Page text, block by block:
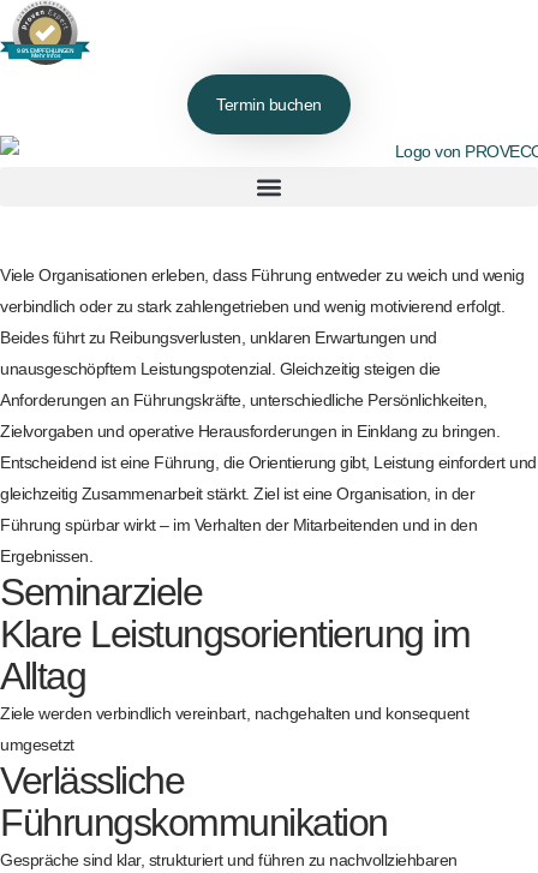
98% EMPFEHLUNGEN
Mehr Infos
Termin buchen
Viele Organisationen erleben, dass Führung entweder zu weich und wenig
verbindlich oder zu stark zahlengetrieben und wenig motivierend erfolgt.
Beides führt zu Reibungsverlusten, unklaren Erwartungen und
unausgeschöpftem Leistungspotenzial. Gleichzeitig steigen die
Anforderungen an Führungskräfte, unterschiedliche Persönlichkeiten,
Zielvorgaben und operative Herausforderungen in Einklang zu bringen.
Entscheidend ist eine Führung, die Orientierung gibt, Leistung einfordert und
gleichzeitig Zusammenarbeit stärkt. Ziel ist eine Organisation, in der
Führung spürbar wirkt – im Verhalten der Mitarbeitenden und in den
Ergebnissen.
Seminarziele
Klare Leistungsorientierung im
Alltag
Ziele werden verbindlich vereinbart, nachgehalten und konsequent
umgesetzt
Verlässliche
Führungskommunikation
Gespräche sind klar, strukturiert und führen zu nachvollziehbaren